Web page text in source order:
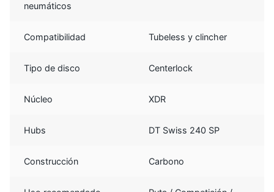
neumáticos
Compatibilidad Tubeless y clincher
Tipo de disco Centerlock
Núcleo XDR
Hubs DT Swiss 240 SP
Construcción Carbono